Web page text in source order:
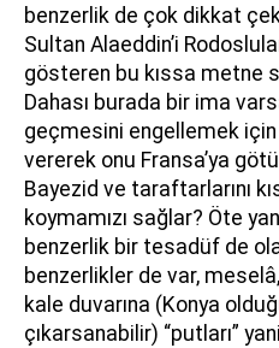
benzerlik de çok dikkat
Sultan Alaeddin’i
gösteren bu kıssa metne
Dahası burada bir ima
geçmesini engellemek
vererek onu Fransa’ya
Bayezid ve taraftarlarını
koymamızı sağlar? Öte
benzerlik bir tesadüf de
benzerlikler de var,
kale duvarına (Konya
çıkarsanabilir) “putları”